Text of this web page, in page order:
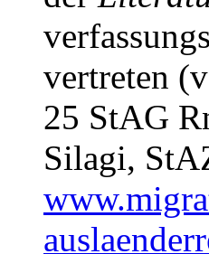
vertreten
25 StAG
Silagi,